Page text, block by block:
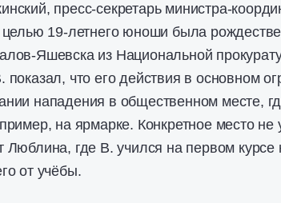
пресс-секретарь министра-
целью 19-летнего юноши была
Яшевска из Национальной
что его действия в основном
нападения в общественном месте,
на ярмарке. Конкретное место не
Люблина, где В. учился на первом курсе
от учёбы.